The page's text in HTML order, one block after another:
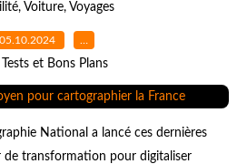
, Voiture, Voyages
05.10.2024 …
Tests et Bons Plans
National a lancé ces dernières
de transformation pour digitaliser